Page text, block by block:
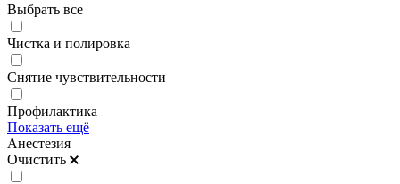
Выбрать все
Чистка и полировка
Снятие чувствительности
Профилактика
Показать ещё
Анестезия
Очистить